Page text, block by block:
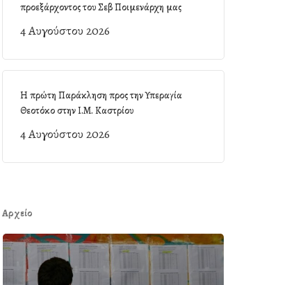
προεξάρχοντος του Σεβ Ποιμενάρχη μας
4 Αυγούστου 2026
Η πρώτη Παράκληση προς την Υπεραγία
Θεοτόκο στην Ι.Μ. Καστρίου
4 Αυγούστου 2026
Αρχείο